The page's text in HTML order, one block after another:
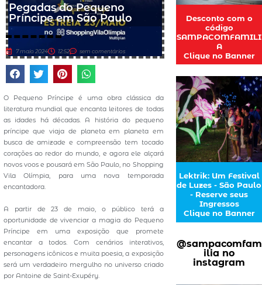
Pegadas do Pequeno
Príncipe em São Paulo
7 maio 2024 12:52 sem comentários
O Pequeno Príncipe é uma obra clássica da
literatura mundial que encanta leitores de todas
as idades há décadas. A história do pequeno
príncipe que viaja de planeta em planeta em
busca de amizade e compreensão tem tocado
corações ao redor do mundo, e agora ele alçará
novos voos e pousará em São Paulo, no Shopping
Vila Olímpia, para uma nova temporada
encantadora.
A partir de 23 de maio, o público terá a
oportunidade de vivenciar a magia do Pequeno
Príncipe em uma exposição que promete
encantar a todos. Com cenários interativos,
personagens icônicos e muita poesia, a exposição
será um verdadeiro mergulho no universo criado
por Antoine de Saint-Exupéry.
Desconto com o
código
SAMPACOMFAMILI
A
Clique no Banner
Lektrik: Um Festival
de Luzes - São Paulo
- Reserve seus
Ingressos
Clique no Banner
@sampacomfam
ilia no
instagram